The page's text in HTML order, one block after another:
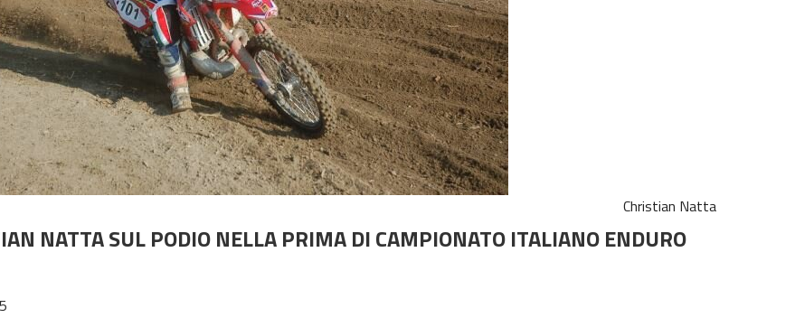
Christian Natta
NATTA SUL PODIO NELLA PRIMA DI CAMPIONATO ITALIANO ENDURO